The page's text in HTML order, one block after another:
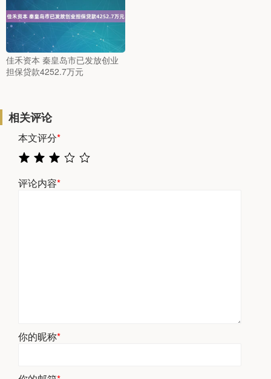
佳禾资本 秦皇岛市已发放创业
担保贷款4252.7万元
相关评论
本文评分*
评论内容*
你的昵称*